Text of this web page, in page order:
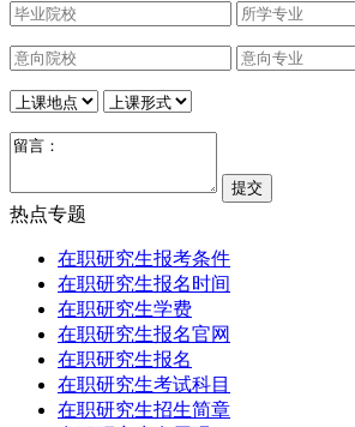
热点专题
在职研究生报考条件
在职研究生报名时间
在职研究生学费
在职研究生报名官网
在职研究生报名
在职研究生考试科目
在职研究生招生简章